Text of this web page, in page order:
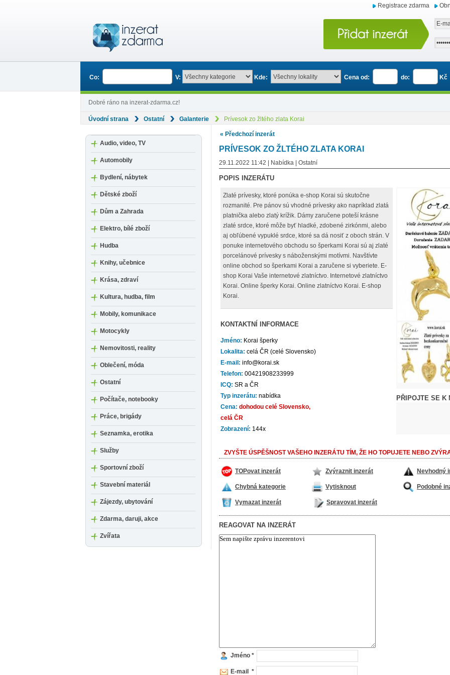
Registrace zdarma
Co: V: Kde: Cena od: do: Kč
Dobré ráno na inzerat-zdarma.cz!
Úvodní strana Ostatní Galanterie Prívesok zo žltého zlata Korai
Audio, video, TV
Automobily
Bydlení, nábytek
Dětské zboží
Dům a Zahrada
Elektro, bílé zboží
Hudba
Knihy, učebnice
Krása, zdraví
Kultura, hudba, film
Mobily, komunikace
Motocykly
Nemovitosti, reality
Oblečení, móda
Ostatní
Počítače, notebooky
Práce, brigády
Seznamka, erotika
Služby
Sportovní zboží
Stavební materiál
Zájezdy, ubytování
Zdarma, daruji, akce
Zvířata
« Předchozí inzerát
PRÍVESOK ZO ŽLTÉHO ZLATA KORAI
29.11.2022 11:42 | Nabídka | Ostatní
POPIS INZERÁTU
Zlaté prívesky, ktoré ponúka e-shop Korai sú skutočne
rozmanité. Pre pánov sú vhodné prívesky ako napríklad zlatá
platnička alebo zlatý krížik. Dámy zaručene poteší krásne
zlaté srdce, ktoré môže byť hladké, zdobené zirkónmi, alebo
aj obľúbené vypuklé srdce, ktoré sa dá nosiť z oboch strán. V
ponuke internetového obchodu so šperkami Korai sú aj zlaté
porcelánové prívesky s náboženskými motívmi. Navštívte
online obchod so šperkami Korai a zaručene si vyberiete. E-
shop Korai Vaše internetové zlatníctvo. Internetové zlatníctvo
Korai. Online šperky Korai. Online zlatníctvo Korai. E-shop
Korai.
KONTAKTNÍ INFORMACE
Jméno: Korai šperky
Lokalita: celá ČR (celé Slovensko)
E-mail: info@korai.sk
Telefon: 00421908233999
ICQ: SR a ČR
Typ inzerátu: nabídka
Cena: dohodou celé Slovensko,
celá ČR
Zobrazení: 144x
PŘIPOJTE SE K
ZVYŠTE ÚSPĚŠNOST VAŠEHO INZERÁTU TÍM, ŽE HO TOPUJETE NEBO
TOPovat inzerát Zvýraznit inzerát Nevhodný
Chybná kategorie Vytisknout Podobné
Vymazat inzerát Spravovat inzerát
REAGOVAT NA INZERÁT
Jméno *
E-mail *